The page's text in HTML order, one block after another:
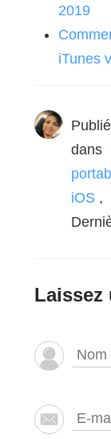
2019
iTunes
dans
iOS ,
Laissez